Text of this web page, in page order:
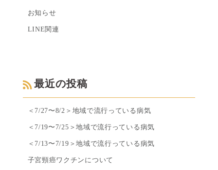
お知らせ
LINE関連
最近の投稿
＜7/27〜8/2＞地域で流行っている病気
＜7/19〜7/25＞地域で流行っている病気
＜7/13〜7/19＞地域で流行っている病気
子宮頸癌ワクチンについて